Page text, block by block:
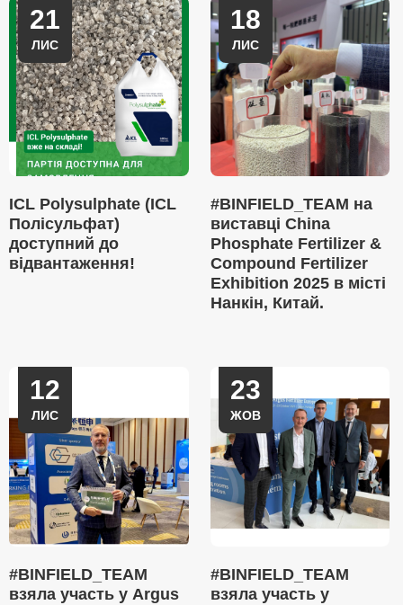
21
ЛИС
ICL Polysulphate (ICL
Полісульфат)
доступний до
відвантаження!
18
ЛИС
#BINFIELD_TEAM на
виставці China
Phosphate Fertilizer &
Compound Fertilizer
Exhibition 2025 в місті
Нанкін, Китай.
12
ЛИС
#BINFIELD_TEAM
взяла участь у Argus
23
ЖОВ
#BINFIELD_TEAM
взяла участь у